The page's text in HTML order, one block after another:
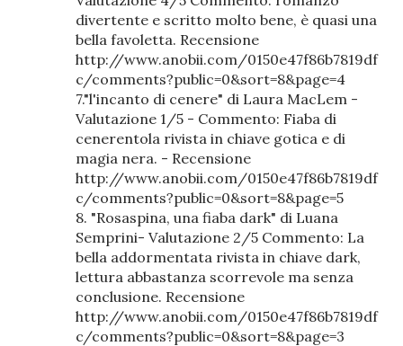
divertente e scritto molto bene, è quasi una
bella favoletta. Recensione
http://www.anobii.com/0150e47f86b7819df
c/comments?public=0&sort=8&page=4
7."l'incanto di cenere" di Laura MacLem -
Valutazione 1/5 - Commento: Fiaba di
cenerentola rivista in chiave gotica e di
magia nera. - Recensione
http://www.anobii.com/0150e47f86b7819df
c/comments?public=0&sort=8&page=5
8. "Rosaspina, una fiaba dark" di Luana
Semprini- Valutazione 2/5 Commento: La
bella addormentata rivista in chiave dark,
lettura abbastanza scorrevole ma senza
conclusione. Recensione
http://www.anobii.com/0150e47f86b7819df
c/comments?public=0&sort=8&page=3